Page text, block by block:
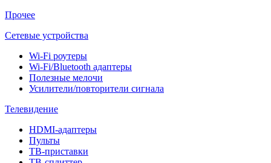
Прочее
Сетевые устройства
Wi-Fi роутеры
Wi-Fi/Bluetooth адаптеры
Полезные мелочи
Усилители/повторители сигнала
Телевидение
HDMI-адаптеры
Пульты
ТВ-приставки